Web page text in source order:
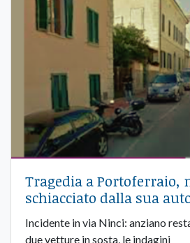
Tragedia a Portoferraio,
schiacciato dalla sua
Incidente in via Ninci: anziano
due vetture in sosta, le indagini